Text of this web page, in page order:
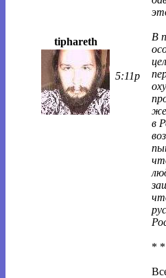
tiphareth
5:11p
В
в
*